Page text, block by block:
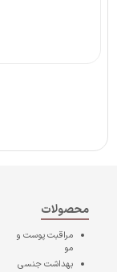
محصولات
مراقبت پوست و
مو
بهداشت جنسی